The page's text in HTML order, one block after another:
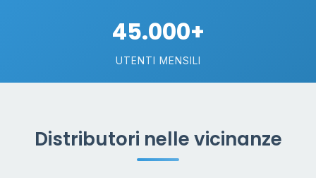
45.000+
UTENTI MENSILI
Distributori nelle vicinanze